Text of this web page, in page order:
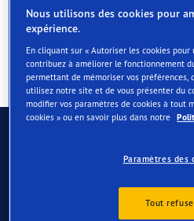
Contactez-nous
Nous utilisons des cookies pour
expérience.
En cliquant sur « Autoriser les cookies
contribuez à améliorer le fonctionnement
permettant de mémoriser vos préférences,
utilisez notre site et de vous présenter du
modifier vos paramètres de cookies à tout
cookies » ou en savoir plus dans notre
Paramètres des
Tout